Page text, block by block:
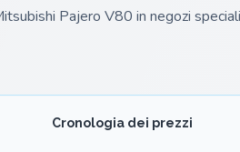
Pajero V80 in negozi
Cronologia dei prezzi